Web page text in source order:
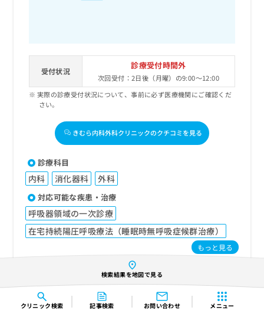
クリニック検索 記事検索 お問い合わせ メニュー
受付状況
診療受付時間外
次回受付：2日後（月曜）の9:00～12:00
実際の診療受付状況について、事前に必ず医療機関にご確認くだ
さい。
きむら内科外科クリニックのクチコミを見る
診療科目
内科 消化器科 外科
対応可能な疾患・治療
呼吸器領域の一次診療
在宅持続陽圧呼吸療法（睡眠時無呼吸症候群治療）
もっと見る
川口市／戸田市／蕨市
住所
〒332-0035
検索結果を地図で見る